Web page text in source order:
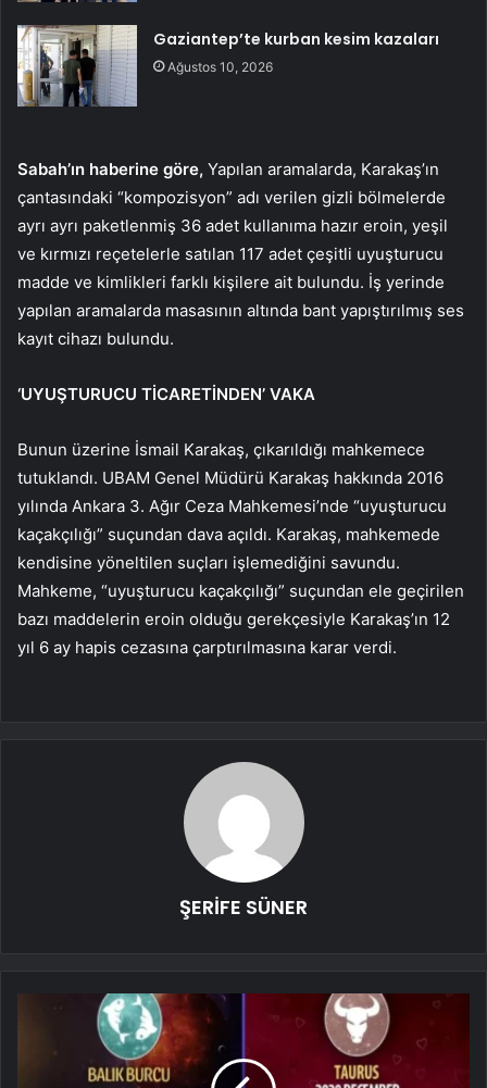
Gaziantep’te kurban kesim kazaları
Ağustos 10, 2026
Sabah’ın haberine göre, Yapılan aramalarda, Karakaş’ın
çantasındaki “kompozisyon” adı verilen gizli bölmelerde
ayrı ayrı paketlenmiş 36 adet kullanıma hazır eroin, yeşil
ve kırmızı reçetelerle satılan 117 adet çeşitli uyuşturucu
madde ve kimlikleri farklı kişilere ait bulundu. İş yerinde
yapılan aramalarda masasının altında bant yapıştırılmış ses
kayıt cihazı bulundu.
‘UYUŞTURUCU TİCARETİNDEN’ VAKA
Bunun üzerine İsmail Karakaş, çıkarıldığı mahkemece
tutuklandı. UBAM Genel Müdürü Karakaş hakkında 2016
yılında Ankara 3. Ağır Ceza Mahkemesi’nde “uyuşturucu
kaçakçılığı” suçundan dava açıldı. Karakaş, mahkemede
kendisine yöneltilen suçları işlemediğini savundu.
Mahkeme, “uyuşturucu kaçakçılığı” suçundan ele geçirilen
bazı maddelerin eroin olduğu gerekçesiyle Karakaş’ın 12
yıl 6 ay hapis cezasına çarptırılmasına karar verdi.
ŞERİFE SÜNER